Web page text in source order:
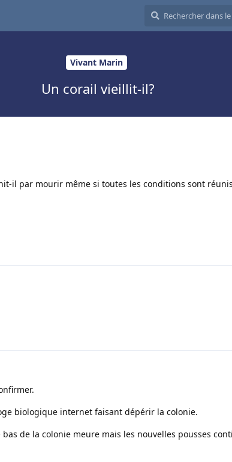
Vivant Marin
Un corail vieillit-il?
il par mourir même si toutes les conditions sont
biologique internet faisant dépérir la colonie.
de la colonie meure mais les nouvelles pousses